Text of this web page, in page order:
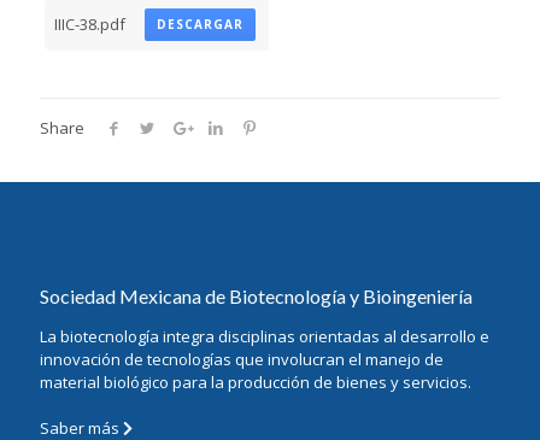
IIIC-38.pdf DESCARGAR
Share
Sociedad Mexicana de Biotecnología y Bioingeniería
La biotecnología integra disciplinas orientadas al desarrollo e
innovación de tecnologías que involucran el manejo de
material biológico para la producción de bienes y servicios.
Saber más